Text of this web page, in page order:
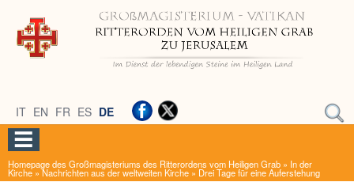
IT EN FR ES DE
Homepage des Großmagisteriums des Ritterordens vom Heiligen Grab » In der
Kirche »Nachrichten aus der weltweiten Kirche » Drei Tage für eine Auferstehung